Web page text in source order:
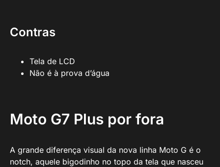
Contras
Tela de LCD
Não é à prova d’água
Moto G7 Plus por fora
A grande diferença visual da nova linha Moto G é o
notch, aquele bigodinho no topo da tela que nasceu